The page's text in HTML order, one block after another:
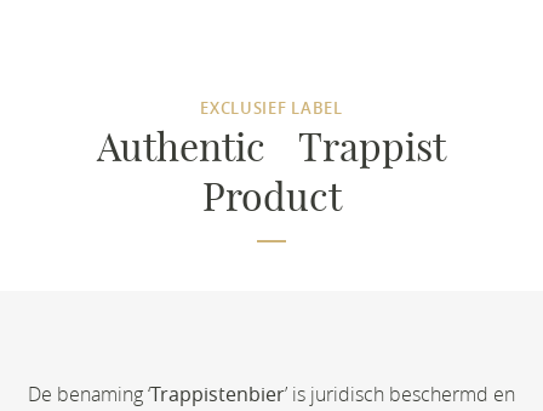
EXCLUSIEF LABEL
Authentic Trappist
Product
De benaming ‘Trappistenbier’ is juridisch beschermd en